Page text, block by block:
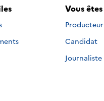
Vous êtes
Producteur
Candidat
Journaliste